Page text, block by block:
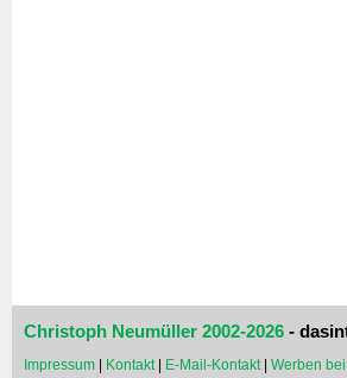
Christoph Neumüller 2002-2026 -
Impressum | Kontakt | E-Mail-Kontakt | Werben